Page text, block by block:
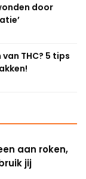
door
THC? 5 tips
aan roken,
jij